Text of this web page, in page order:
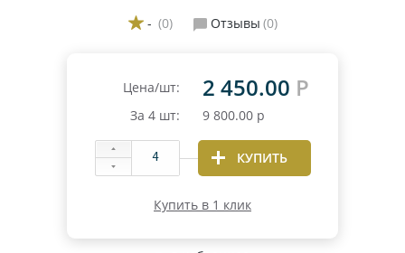
ЗИМНИЕ
ЛЕТНИЕ
ВСЕСЕЗОННЫЕ
ДЛЯ СПЕЦТЕХНИКИ
- (0) Отзывы (0)
Цена/шт: 2 450.00 Р
За 4 шт: 9 800.00 р
КУПИТЬ
Купить в 1 клик